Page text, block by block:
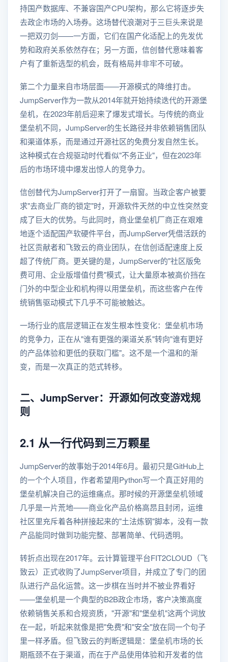
持国产数据库、不兼容国产CPU架构，那么它将逐步失
去政企市场的入场券。这场替代浪潮对于三巨头来说是
一把双刃剑——一方面，它们在国产化适配上的先发优
势和政府关系依然存在；另一方面，信创替代意味着客
户有了重新选型的机会，既有格局并非牢不可破。
第二个力量来自市场层面——开源模式的降维打击。
JumpServer作为一款从2014年就开始持续迭代的开源堡
垒机，在2023年前后迎来了爆发式增长。与传统的商业
堡垒机不同，JumpServer的生长路径并非依赖销售团队
和渠道体系，而是通过开源社区的免费分发自然生长。
这种模式在合规驱动时代看似"不务正业"，但在2023年
后的市场环境中爆发出惊人的竞争力。
信创替代为JumpServer打开了一扇窗。当政企客户被要
求"去商业厂商的锁定"时，开源软件天然的中立性突然变
成了巨大的优势。与此同时，商业堡垒机厂商正在艰难
地逐个适配国产软硬件平台，而JumpServer凭借活跃的
社区贡献者和飞致云的商业团队，在信创适配速度上反
超了传统厂商。更关键的是，JumpServer的"社区版免
费可用、企业版增值付费"模式，让大量原本被高价挡在
门外的中型企业和机构得以用堡垒机，而这些客户在传
统销售驱动模式下几乎不可能被触达。
一场行业的底层逻辑正在发生根本性变化：堡垒机市场
的竞争力，正在从"谁有更强的渠道关系"转向"谁有更好
的产品体验和更低的获取门槛"。这不是一个温和的渐
变，而是一次真正的范式转移。
二、JumpServer：开源如何改变游戏规
则
2.1 从一行代码到三万颗星
JumpServer的故事始于2014年6月。最初只是GitHub上
的一个个人项目，作者希望用Python写一个真正好用的
堡垒机解决自己的运维痛点。那时候的开源堡垒机领域
几乎是一片荒地——商业化产品价格高昂且封闭，运维
社区里充斥着各种拼接起来的"土法炼钢"脚本，没有一款
产品能同时做到功能完整、部署简单、代码透明。
转折点出现在2017年。云计算管理平台FIT2CLOUD（飞
致云）正式收购了JumpServer项目，并成立了专门的团
队进行产品化运营。这一步棋在当时并不被业界看好
——堡垒机是一个典型的B2B政企市场，客户决策高度
依赖销售关系和合规资质，"开源"和"堡垒机"这两个词放
在一起，听起来就像是把"免费"和"安全"放在同一个句子
里一样矛盾。但飞致云的判断逻辑是：堡垒机市场的长
期瓶颈不在于渠道，而在于产品使用体验和开发者的信